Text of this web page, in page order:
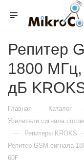
Репитер
1800
дБ
Главная — Каталог —
Усилители сигнала
— Репитеры KROKS
Репитер GSM сигнала
60F